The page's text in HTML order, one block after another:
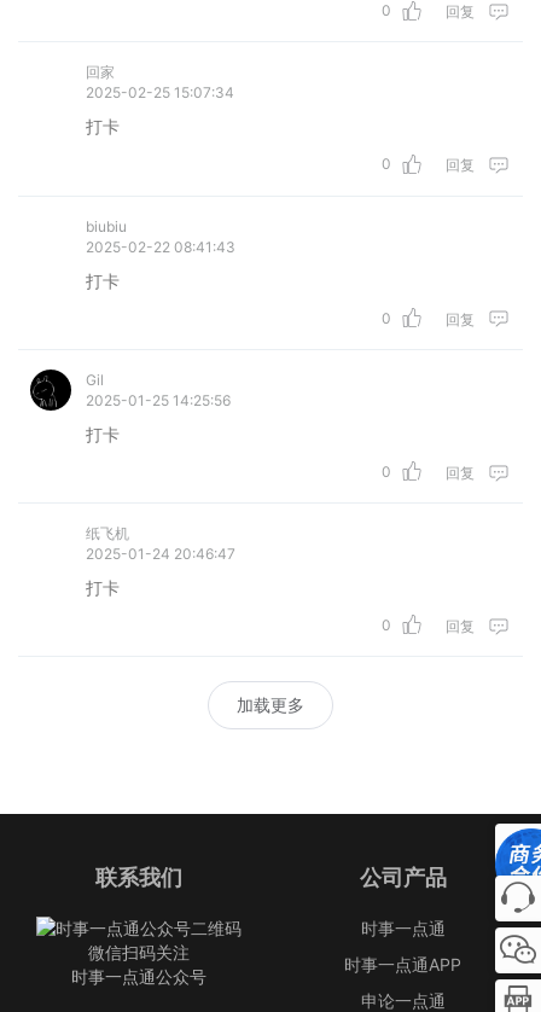
0 回复
回家
2025-02-25 15:07:34
打卡
0 回复
biubiu
2025-02-22 08:41:43
打卡
0 回复
Gil
2025-01-25 14:25:56
打卡
0 回复
纸飞机
2025-01-24 20:46:47
打卡
0 回复
加载更多
联系我们
微信扫码关注
时事一点通公众号
公司产品
时事一点通
时事一点通APP
申论一点通